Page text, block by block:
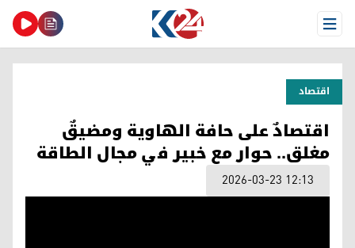
Open Menu
اقتصاد
اقتصادٌ على حافة الهاوية ومضيقٌ
مغلق.. حوار مع خبير في مجال الطاقة
2026-03-23 12:13